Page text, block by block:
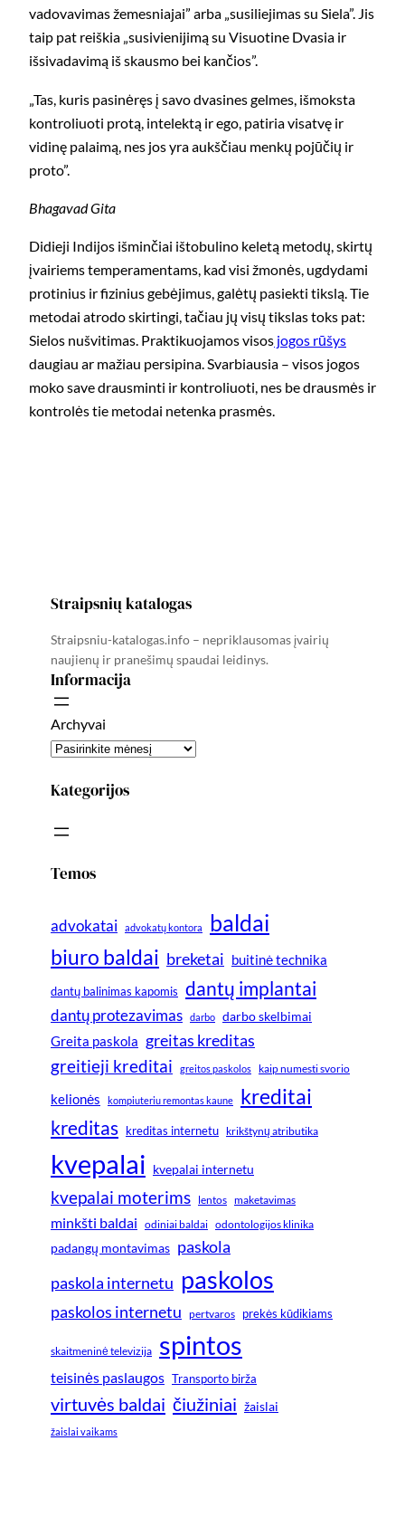
vadovavimas žemesniajai” arba „susiliejimas su Siela”. Jis
taip pat reiškia „susivienijimą su Visuotine Dvasia ir
išsivadavimą iš skausmo bei kan­čios”.
„Tas, kuris pasinėręs į savo dvasines gelmes, išmoksta
kontro­liuoti protą, intelektą ir ego, patiria visatvę ir
vidinę palaimą, nes jos yra aukščiau menkų pojūčių ir
proto”.
Bhagavad Gita
Didieji Indijos išminčiai ištobulino keletą metodų, skirtų
įvairiems temperamentams, kad visi žmonės, ugdydami
protinius ir fizinius gebėjimus, galėtų pasiekti tikslą. Tie
metodai atrodo skirtingi, tačiau jų visų tikslas toks pat:
Sielos nušvitimas. Praktikuojamos visos jogos rūšys
daugiau ar mažiau persipina. Svarbiausia – visos jogos
moko save drausminti ir kon­troliuoti, nes be drausmės ir
kontrolės tie metodai netenka prasmės.
Straipsnių katalogas
Straipsniu-katalogas.info – nepriklausomas įvairių
naujienų ir pranešimų spaudai leidinys.
Informacija
Archyvai
Kategorijos
Temos
advokatai advokatų kontora baldai
biuro baldai breketai buitinė technika
dantų balinimas kapomis dantų implantai
dantų protezavimas darbo darbo skelbimai
Greita paskola greitas kreditas
greitieji kreditai greitos paskolos kaip numesti svorio
kelionės kompiuteriu remontas kaune kreditai
kreditas kreditas internetu krikštynų atributika
kvepalai kvepalai internetu
kvepalai moterims lentos maketavimas
minkšti baldai odiniai baldai odontologijos klinika
padangų montavimas paskola
paskola internetu paskolos
paskolos internetu pertvaros prekės kūdikiams
skaitmeninė televizija spintos
teisinės paslaugos Transporto birža
virtuvės baldai čiužiniai žaislai
žaislai vaikams